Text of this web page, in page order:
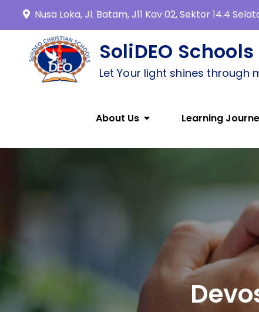
Nusa Loka, Jl. Batam, J11 Kav 02, Sektor 14.4
SoliDEO Schools
Let Your light shines through
About Us Learning